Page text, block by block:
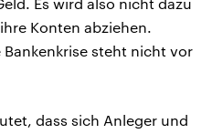
Es wird also nicht dazu
Konten abziehen.
Bankenkrise steht nicht vor
dass sich Anleger und